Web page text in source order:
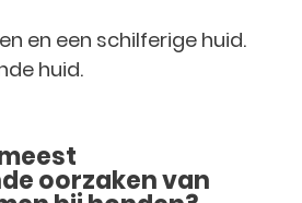
en een schilferige huid.
huid.
oorzaken van